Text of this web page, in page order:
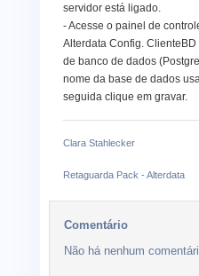
servidor está ligado.
- Acesse o painel de
Alterdata Config.
de banco de dados
nome da base de dados
seguida clique em gravar.
Clara Stahlecker
Retaguarda Pack - Alterdata
Comentário
Não há nenhum